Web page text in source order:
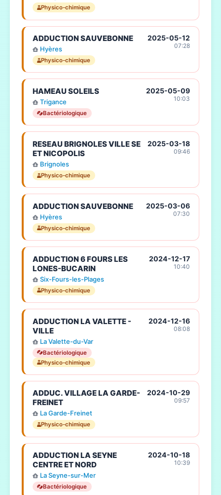
Physico-chimique
ADDUCTION SAUVEBONNE
Hyères
Physico-chimique
2025-05-12
07:28
HAMEAU SOLEILS
Trigance
Bactériologique
2025-05-09
10:03
RESEAU BRIGNOLES VILLE SE
ET NICOPOLIS
Brignoles
Physico-chimique
2025-03-18
09:46
ADDUCTION SAUVEBONNE
Hyères
Physico-chimique
2025-03-06
07:30
ADDUCTION 6 FOURS LES
LONES-BUCARIN
Six-Fours-les-Plages
Physico-chimique
2024-12-17
10:40
ADDUCTION LA VALETTE -
VILLE
La Valette-du-Var
Bactériologique
Physico-chimique
2024-12-16
08:08
ADDUC. VILLAGE LA GARDE-
FREINET
La Garde-Freinet
Physico-chimique
2024-10-29
09:57
ADDUCTION LA SEYNE
CENTRE ET NORD
La Seyne-sur-Mer
Bactériologique
2024-10-18
10:39